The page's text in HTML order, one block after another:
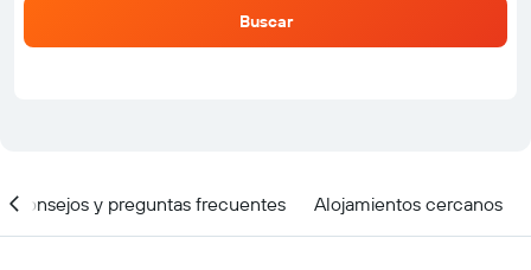
Buscar
Consejos y preguntas frecuentes Alojamientos cercanos